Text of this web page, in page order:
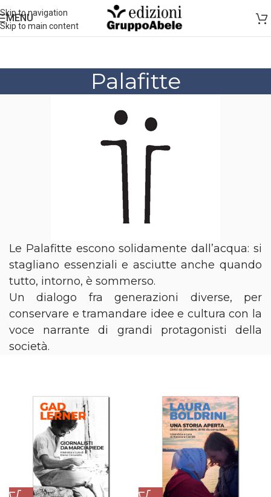
Skip to navigation
Skip to main content
MENU
Palafitte
Le Palafitte escono solidamente dall’acqua: si
stagliano essenziali e asciutte anche quando
tutto, intorno, è sommerso.
Un dialogo fra generazioni diverse, per
conservare e tramandare idee e cultura con la
voce narrante di grandi protagonisti della
società.